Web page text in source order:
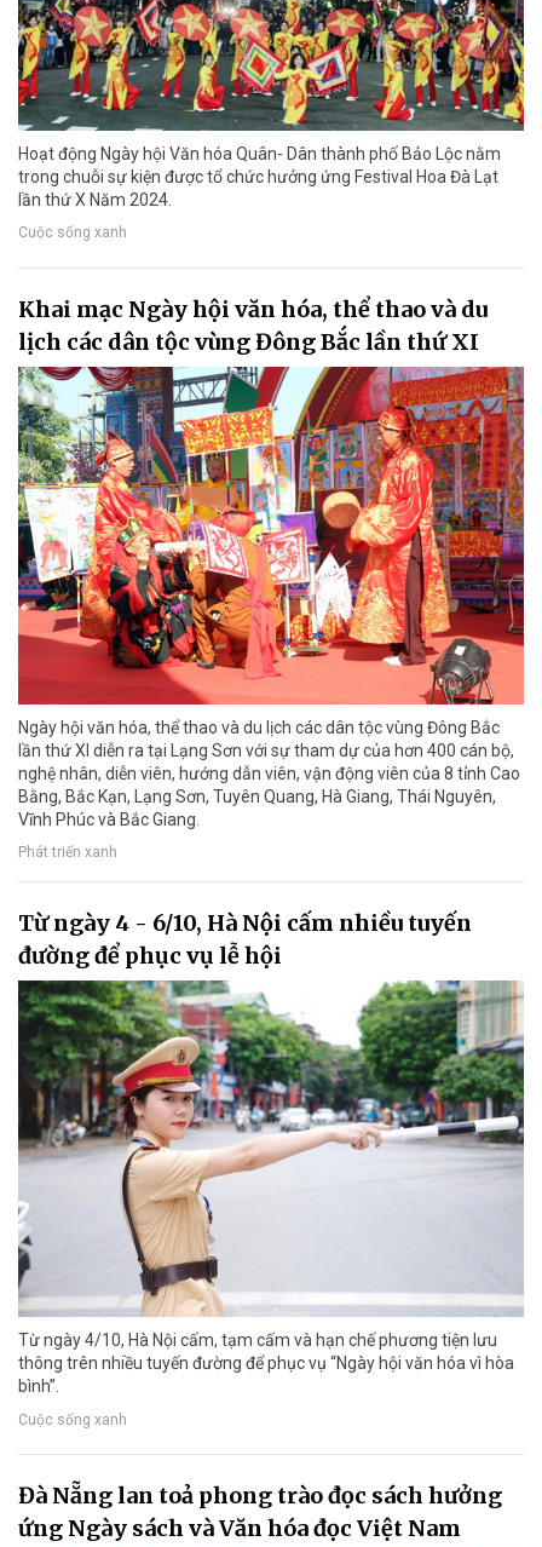
Hoạt động Ngày hội Văn hóa Quân- Dân thành phố Bảo Lộc nằm
trong chuỗi sự kiện được tổ chức hưởng ứng Festival Hoa Đà Lạt
lần thứ X Năm 2024.
Cuộc sống xanh
Khai mạc Ngày hội văn hóa, thể thao và du
lịch các dân tộc vùng Đông Bắc lần thứ XI
Ngày hội văn hóa, thể thao và du lịch các dân tộc vùng Đông Bắc
lần thứ XI diễn ra tại Lạng Sơn với sự tham dự của hơn 400 cán bộ,
nghệ nhân, diễn viên, hướng dẫn viên, vận động viên của 8 tỉnh Cao
Bằng, Bắc Kạn, Lạng Sơn, Tuyên Quang, Hà Giang, Thái Nguyên,
Vĩnh Phúc và Bắc Giang.
Phát triển xanh
Từ ngày 4 - 6/10, Hà Nội cấm nhiều tuyến
đường để phục vụ lễ hội
Từ ngày 4/10, Hà Nội cấm, tạm cấm và hạn chế phương tiện lưu
thông trên nhiều tuyến đường để phục vụ “Ngày hội văn hóa vì hòa
bình”.
Cuộc sống xanh
Đà Nẵng lan toả phong trào đọc sách hưởng
ứng Ngày sách và Văn hóa đọc Việt Nam